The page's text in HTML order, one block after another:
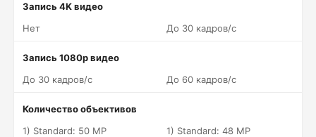
Запись 4K видео
Нет
До 30 кадров/c
Запись 1080p видео
До 30 кадров/c
До 60 кадров/c
Количество объективов
1) Standard: 50 MP
1) Standard: 48 MP